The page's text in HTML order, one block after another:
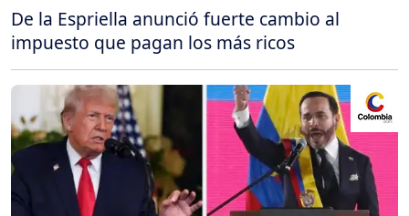
De la Espriella anunció fuerte cambio al
impuesto que pagan los más ricos